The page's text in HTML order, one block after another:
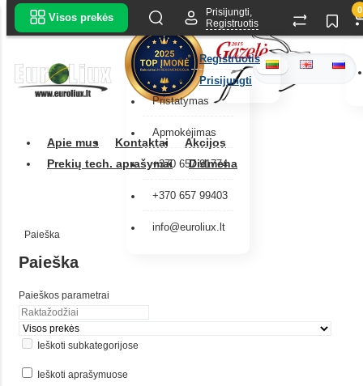
Pristatymas
Apmokėjimas
+370 657 91774
+370 657 99403
info@euroliux.lt
Apie mus Kontaktai
Akcijos
Prekių tech. aprašymai
Didmena
Visos prekės
Prisijungti,
Registruotis
Registruotis
Prisijungti
0
Paieška
Paieška
Paieškos parametrai
Ieškoti subkategorijose
Ieškoti aprašymuose